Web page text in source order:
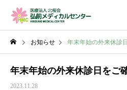
お知らせ 年末年始の外来休診
年末年始の外来休診日をご
2023.11.28